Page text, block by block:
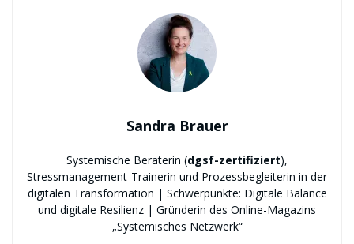
Sandra Brauer
Systemische Beraterin (dgsf-zertifiziert),
Stressmanagement-Trainerin und Prozessbegleiterin in der
digitalen Transformation | Schwerpunkte: Digitale Balance
und digitale Resilienz | Gründerin des Online-Magazins
„Systemisches Netzwerk“